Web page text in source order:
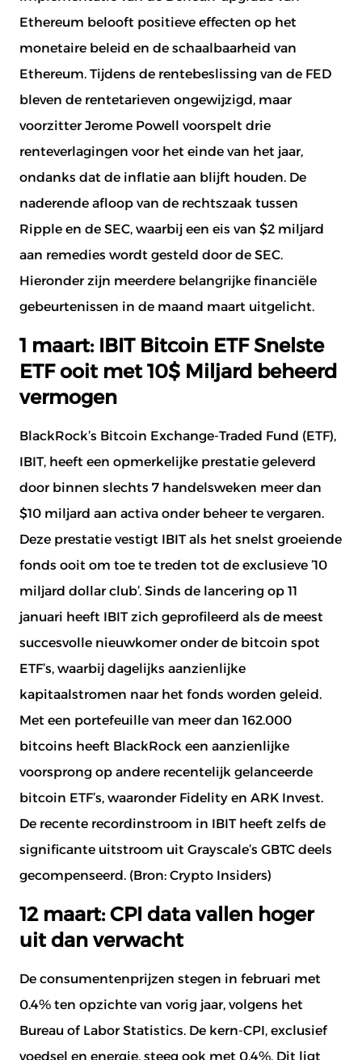
Ethereum belooft positieve effecten op het
monetaire beleid en de schaalbaarheid van
Ethereum. Tijdens de rentebeslissing van de FED
bleven de rentetarieven ongewijzigd, maar
voorzitter Jerome Powell voorspelt drie
renteverlagingen voor het einde van het jaar,
ondanks dat de inflatie aan blijft houden. De
naderende afloop van de rechtszaak tussen
Ripple en de SEC, waarbij een eis van $2 miljard
aan remedies wordt gesteld door de SEC.
Hieronder zijn meerdere belangrijke financiële
gebeurtenissen in de maand maart uitgelicht.
1 maart: IBIT Bitcoin ETF Snelste
ETF ooit met 10$ Miljard beheerd
vermogen
BlackRock’s Bitcoin Exchange-Traded Fund (ETF),
IBIT, heeft een opmerkelijke prestatie geleverd
door binnen slechts 7 handelsweken meer dan
$10 miljard aan activa onder beheer te vergaren.
Deze prestatie vestigt IBIT als het snelst groeiende
fonds ooit om toe te treden tot de exclusieve ’10
miljard dollar club’. Sinds de lancering op 11
januari heeft IBIT zich geprofileerd als de meest
succesvolle nieuwkomer onder de bitcoin spot
ETF’s, waarbij dagelijks aanzienlijke
kapitaalstromen naar het fonds worden geleid.
Met een portefeuille van meer dan 162.000
bitcoins heeft BlackRock een aanzienlijke
voorsprong op andere recentelijk gelanceerde
bitcoin ETF’s, waaronder Fidelity en ARK Invest.
De recente recordinstroom in IBIT heeft zelfs de
significante uitstroom uit Grayscale’s GBTC deels
gecompenseerd. (Bron: Crypto Insiders)
12 maart: CPI data vallen hoger
uit dan verwacht
De consumentenprijzen stegen in februari met
0.4% ten opzichte van vorig jaar, volgens het
Bureau of Labor Statistics. De kern-CPI, exclusief
voedsel en energie, steeg ook met 0.4%. Dit ligt